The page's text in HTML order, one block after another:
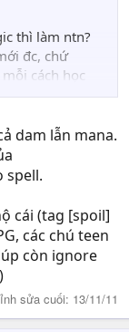
thì làm ntn?
đc, chứ
cách học
magic ko?
dam lẫn mana.
spell.
cái (tag [spoil]
các chú teen
còn ignore
sửa cuối: 13/11/11